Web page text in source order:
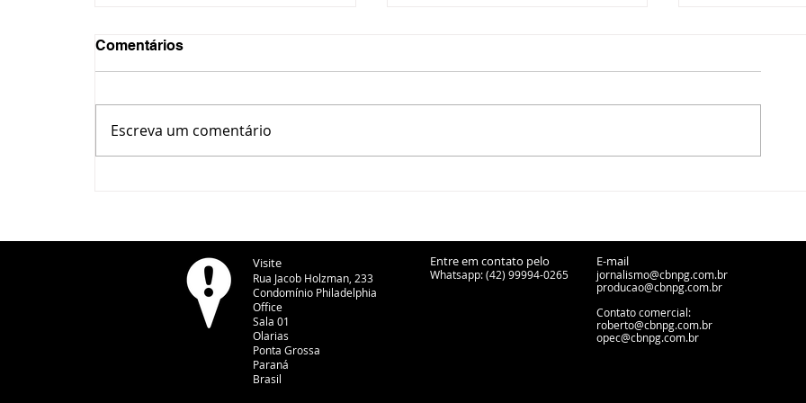
dos marketplaces
Comentários
Escreva um comentário
Visite
Rua Jacob Holzman, 233
Condomínio Philadelphia
Office
Sala 01
Olarias
Ponta Grossa
Paraná
Brasil
Entre em contato pelo
Whatsapp: (42) 99994-0265
E-mail
jornalismo@cbnpg.com.br
producao@cbnpg.com.br
Contato comercial:
roberto@cbnpg.com.br
opec@cbnpg.com.br